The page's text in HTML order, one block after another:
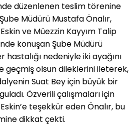
düzenlenen teslim törenine
Müdürü Mustafa Önalır,
ve Müezzin Kayyım Talip
konuşan Şube Müdürü
hastalığı nedeniyle iki ayağını
geçmiş olsun dileklerini ileterek,
Suat Bey için büyük bir
Özverili çalışmaları için
teşekkür eden Önalır, bu
dikkat çekti.